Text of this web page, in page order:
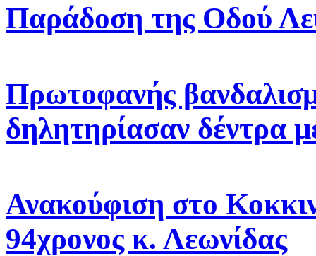
Παράδοση της Οδού
Πρωτοφανής
δηλητηρίασαν δέντρα
Ανακούφιση στο
94χρονος κ. Λεωνίδας